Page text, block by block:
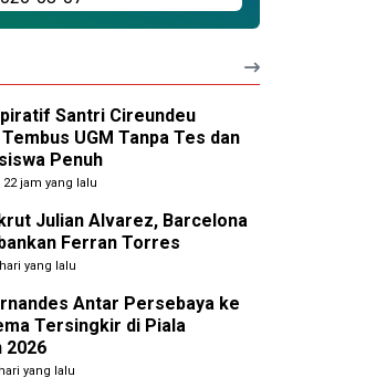
Santri Cireundeu
UGM Tanpa Tes dan
Penuh
| 22 jam yang lalu
Julian Alvarez, Barcelona
Ferran Torres
yang lalu
Antar Persebaya ke
Tersingkir di Piala
2026
hari yang lalu